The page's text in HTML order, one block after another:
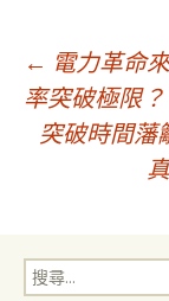
文
章
← 電力革命
率突破極限？
突破時間藩
搜
尋